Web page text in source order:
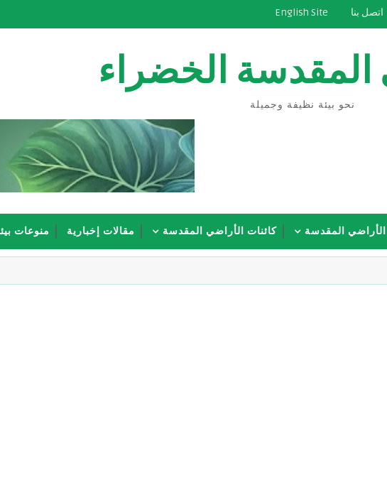
اتصل بنا English Site
المقدسة الخضراء
نحو بيئة نظيفة وجميلة
الأراضي المقدسة كائنات الأراضي المقدسة مقالات إخبارية منوعات